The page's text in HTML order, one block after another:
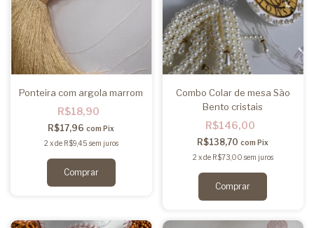
Ponteira com argola marrom
R$18,90
R$17,96com Pix
2 xde R$9,45 sem juros
Combo Colar de mesa São
Bento cristais
R$146,00
R$138,70com Pix
2 xde R$73,00 sem juros